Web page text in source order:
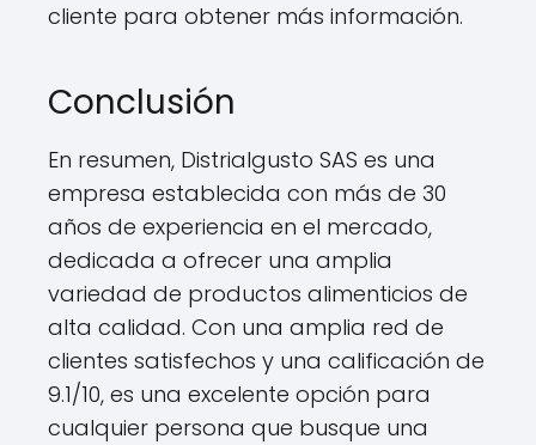
cliente para obtener más información.
Conclusión
En resumen, Distrialgusto SAS es una
empresa establecida con más de 30
años de experiencia en el mercado,
dedicada a ofrecer una amplia
variedad de productos alimenticios de
alta calidad. Con una amplia red de
clientes satisfechos y una calificación de
9.1/10, es una excelente opción para
cualquier persona que busque una